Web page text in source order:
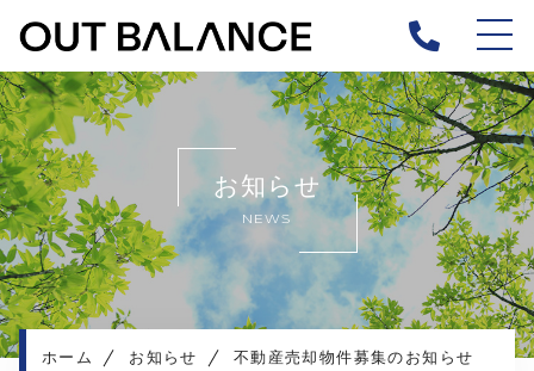
ホーム
当社について
キャンペーン
サービス内容
実績紹介
査定の流れ
お知らせ
NEWS
ホーム お知らせ 不動産売却物件募集のお知らせ